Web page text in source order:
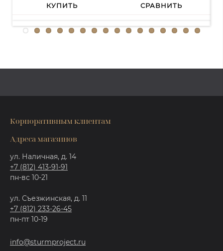
КУПИТЬ СРАВНИТЬ
Корпоративным клиентам
Адреса магазинов
ул. Наличная, д. 14
+7 (812) 413-91-91
пн-вс 10-21
ул. Съезжинская, д. 11
+7 (812) 233-26-45
пн-пт 10-19
info@sturmproject.ru